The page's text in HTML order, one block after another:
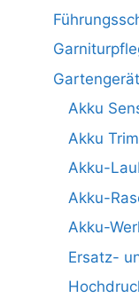
Akku
Akku
Akku-
Akku-
Akku-
Ersatz-